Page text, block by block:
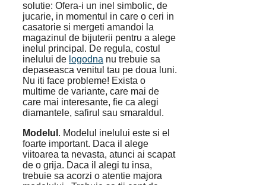
solutie: Ofera-i un inel simbolic, de
jucarie, in momentul in care o ceri in
casatorie si mergeti amandoi la
magazinul de bijuterii pentru a alege
inelul principal. De regula, costul
inelului de logodna nu trebuie sa
depaseasca venitul tau pe doua luni.
Nu iti face probleme! Exista o
multime de variante, care mai de
care mai interesante, fie ca alegi
diamantele, safirul sau smaraldul.
Modelul . Modelul inelului este si el
foarte important. Daca il alege
viitoarea ta nevasta, atunci ai scapat
de o grija. Daca il alegi tu insa,
trebuie sa acorzi o atentie majora